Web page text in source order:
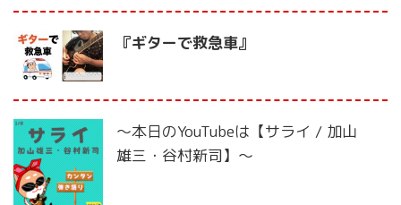
『ギターで救急車』
〜本日のYouTubeは【サライ / 加山
雄三・谷村新司】〜